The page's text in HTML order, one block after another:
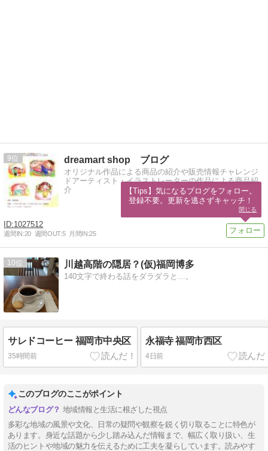
9 dreamart shop ブログ
オリジナル作品による商品の紹介や販売情報チャレンジ
ドアーティスト・イラストレーターの作品による商品紹
介
1027512
週間IN:20 週間OUT:5 月間IN:25
10 川越高階の隠居？(仮)福岡博多
140文字で終わる話をダラダラと…。
サレドコーヒー 福岡市中央区
35時間前
永福寺 福岡市西区
4日前
このブログのここがポイント
地域情報と生活に根ざした視点
多彩な地域の風景や文化、日常の疑問や観察を鋭く切り取ることに特色が
あります。身近な話題から少し踏み込んだ情報まで、幅広く取り扱い、生
活のヒントや地域の魅力を伝えるために工夫を凝らしています。読みやす
【Tips】気になるブログをフォロー。
登録不要。更新を逃さずキャッチ！
閉じる